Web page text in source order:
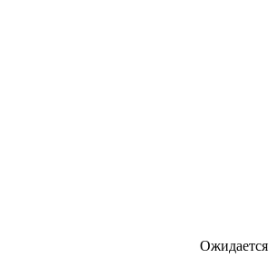
Ожидается